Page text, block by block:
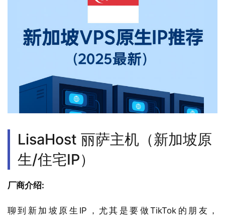
LisaHost 丽萨主机（新加坡原
生/住宅IP）
厂商介绍:
聊到新加坡原生IP，尤其是要做TikTok的朋友，